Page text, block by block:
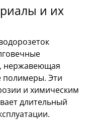
и их
нержавеющая
полимеры. Эти
и химическим
длительный